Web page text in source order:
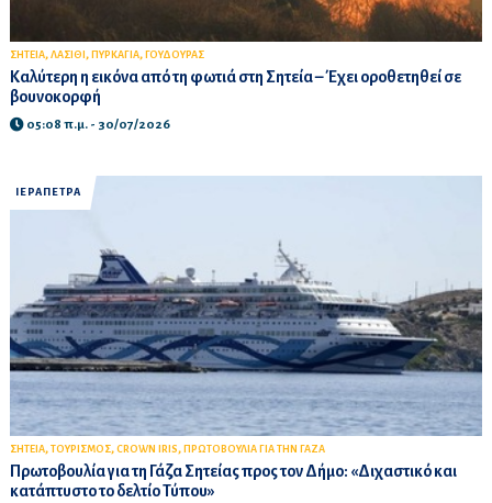
ΣΗΤΕΙΑ, ΛΑΣΙΘΙ , ΠΥΡΚΑΓΙΑ, ΓΟΥΔΟΥΡΑΣ
Καλύτερη η εικόνα από τη φωτιά στη Σητεία – Έχει οροθετηθεί σε
βουνοκορφή
05:08 π.μ. - 30/07/2026
ΙΕΡΑΠΕΤΡΑ
ΣΗΤΕΙΑ, ΤΟΥΡΙΣΜΟΣ, CROWN IRIS, ΠΡΩΤΟΒΟΥΛΙΑ ΓΙΑ ΤΗΝ ΓΑΖΑ
Πρωτοβουλία για τη Γάζα Σητείας προς τον Δήμο: «Διχαστικό και
κατάπτυστο το δελτίο Τύπου»